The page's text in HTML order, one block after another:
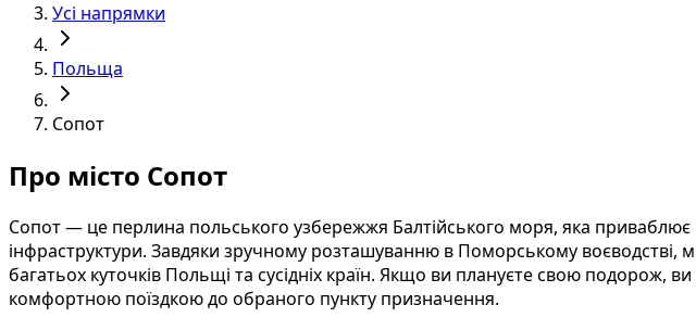
Усі напрямки
Польща
Сопот
Про місто Сопот
Сопот — це перлина польського узбережжя Балтійського моря, яка
інфраструктури. Завдяки зручному розташуванню в Поморському воєводстві,
багатьох куточків Польщі та сусідніх країн. Якщо ви плануєте свою подорож,
комфортною поїздкою до обраного пункту призначення.